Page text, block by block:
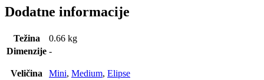
Dodatne informacije
Težina
0.66 kg
Dimenzije -
Veličina Mini, Medium, Elipse